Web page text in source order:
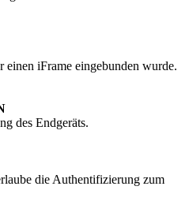
einen iFrame eingebunden wurde.
des Endgeräts.
die Authentifizierung zum